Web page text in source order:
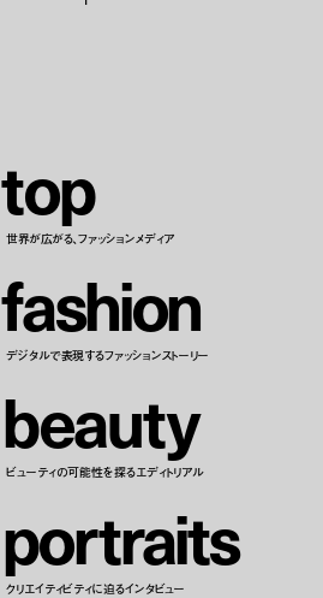
top
世界が広がる、ファッションメディア
fashion
デジタルで表現するファッションストーリー
beauty
ビューティの可能性を探るエディトリアル
portraits
クリエイティビティに迫るインタビュー